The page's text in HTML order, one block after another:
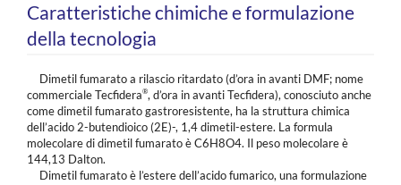
Caratteristiche chimiche e formulazione
della tecnologia
Dimetil fumarato a rilascio ritardato (d’ora in avanti DMF; nome
commerciale Tecfidera®, d’ora in avanti Tecfidera), conosciuto anche
come dimetil fumarato gastroresistente, ha la struttura chimica
dell’acido 2-butendioico (2E)-, 1,4 dimetil-estere. La formula
molecolare di dimetil fumarato è C6H8O4. Il peso molecolare è
144,13 Dalton.
Dimetil fumarato è l’estere dell’acido fumarico, una formulazione